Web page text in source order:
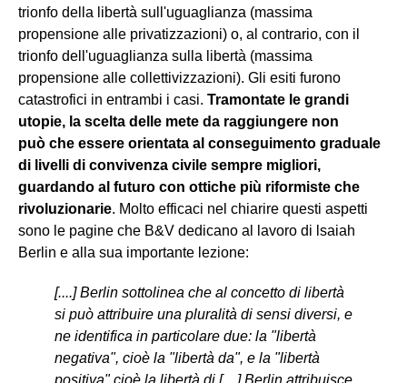
trionfo della libertà sull'uguaglianza (massima
propensione alle privatizzazioni) o, al contrario, con il
trionfo dell'uguaglianza sulla libertà (massima
propensione alle collettivizzazioni). Gli esiti furono
catastrofici in entrambi i casi. Tramontate le grandi
utopie, la scelta delle mete da raggiungere non
può che essere orientata al conseguimento graduale
di livelli di convivenza civile sempre migliori,
guardando al futuro con ottiche più riformiste che
rivoluzionarie. Molto efficaci nel chiarire questi aspetti
sono le pagine che B&V dedicano al lavoro di lsaiah
Berlin e alla sua importante lezione:
[....] Berlin sottolinea che al concetto di libertà
si può attribuire una pluralità di sensi diversi, e
ne identifica in particolare due: la "libertà
negativa", cioè la "libertà da", e la "libertà